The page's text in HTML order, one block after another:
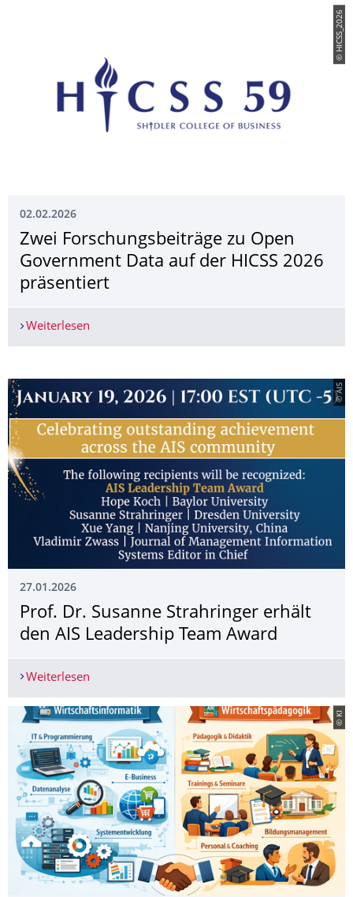
© HICSS_2026
02.02.2026
Zwei Forschungsbeiträge zu Open
Government Data auf der HICSS 2026
präsentiert
Weiterlesen
© AIS
27.01.2026
Prof. Dr. Susanne Strahringer erhält
den AIS Leadership Team Award
Weiterlesen
© KI